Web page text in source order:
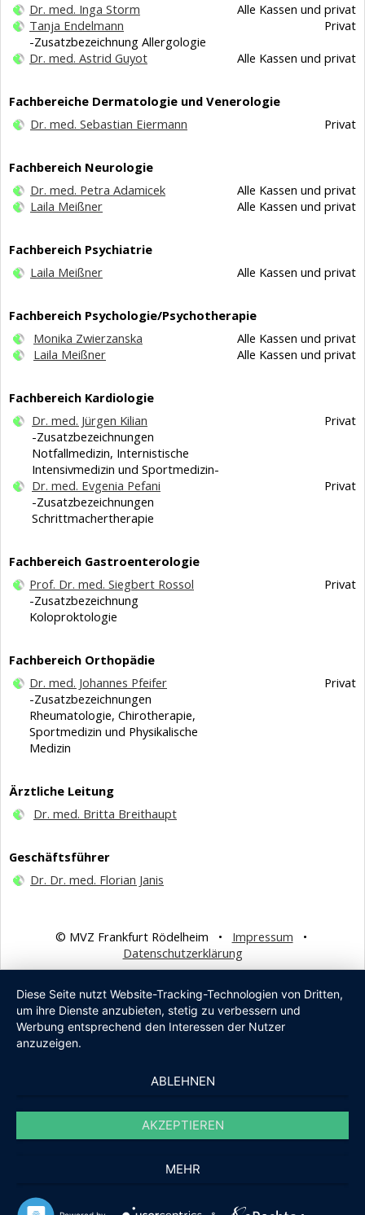
Dr. med. Inga Storm
Alle Kassen und privat
Tanja Endelmann
-Zusatzbezeichnung Allergologie
Privat
Dr. med. Astrid Guyot
Alle Kassen und privat
Fachbereiche Dermatologie und Venerologie
Dr. med. Sebastian Eiermann
Privat
Fachbereich Neurologie
Dr. med. Petra Adamicek
Alle Kassen und privat
Laila Meißner
Alle Kassen und privat
Fachbereich Psychiatrie
Laila Meißner
Alle Kassen und privat
Fachbereich Psychologie/Psychotherapie
Monika Zwierzanska
Alle Kassen und privat
Laila Meißner
Alle Kassen und privat
Fachbereich Kardiologie
Dr. med. Jürgen Kilian
-Zusatzbezeichnungen
Notfallmedizin, Internistische
Intensivmedizin und Sportmedizin-
Privat
Dr. med. Evgenia Pefani
-Zusatzbezeichnungen
Schrittmachertherapie
Privat
Fachbereich Gastroenterologie
Prof. Dr. med. Siegbert Rossol
-Zusatzbezeichnung
Koloproktologie
Privat
Fachbereich Orthopädie
Dr. med. Johannes Pfeifer
-Zusatzbezeichnungen
Rheumatologie, Chirotherapie,
Sportmedizin und Physikalische
Medizin
Privat
Ärztliche Leitung
Dr. med. Britta Breithaupt
Geschäftsführer
Dr. Dr. med. Florian Janis
© MVZ Frankfurt Rödelheim • Impressum •
Datenschutzerklärung
Diese Seite nutzt Website-Tracking-Technologien von Dritten,
um ihre Dienste anzubieten, stetig zu verbessern und
Werbung entsprechend den Interessen der Nutzer
anzuzeigen.
ABLEHNEN
AKZEPTIEREN
MEHR